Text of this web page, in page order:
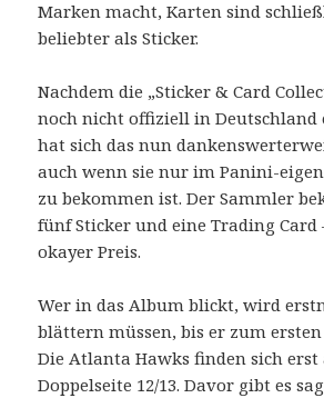
Marken macht, Karten sind
beliebter als Sticker.
Nachdem die „Sticker & Card
noch nicht offiziell in Deutschland
hat sich das nun
auch wenn sie nur im Panini-
zu bekommen ist. Der Sammler
fünf Sticker und eine Trading Card
okayer Preis.
Wer in das Album blickt, wird
blättern müssen, bis er zum
Die Atlanta Hawks finden sich erst
Doppelseite 12/13. Davor gibt es